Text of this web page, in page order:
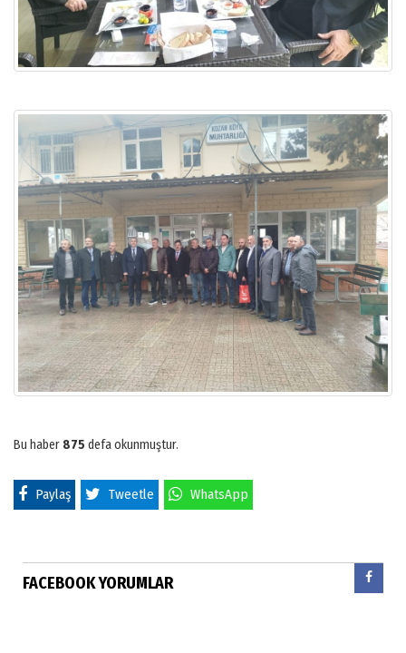
Bu haber 875 defa okunmuştur.
Paylaş Tweetle WhatsApp
FACEBOOK YORUMLAR